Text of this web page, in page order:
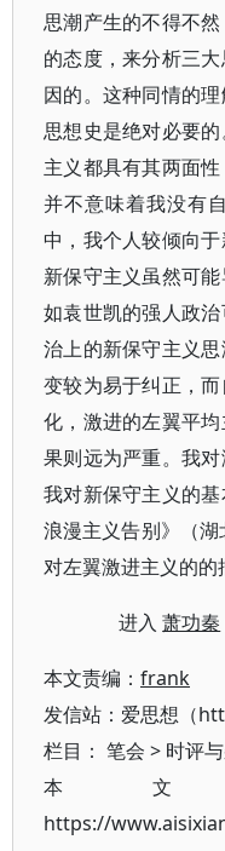
思潮产生的不得不
的态度，来分析三
因的。这种同情的
思想史是绝对必要
主义都具有其两面
并不意味着我没有
中，我个人较倾向
新保守主义虽然可
如袁世凯的强人政
治上的新保守主义
变较为易于纠正，
化，激进的左翼平
果则远为严重。我
我对新保守主义的
浪漫主义告别》（
对左翼激进主义的的
进入萧功秦
本文责编： frank
发信站：爱思想（
栏目： 笔会 > 时评
本
https://